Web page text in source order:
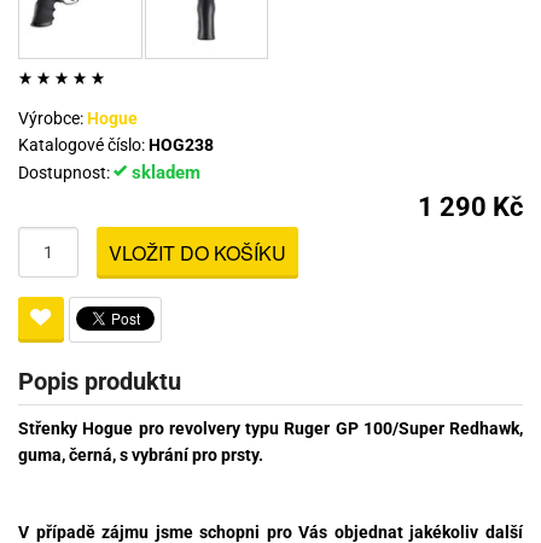
Výrobce:Hogue
Katalogové číslo:HOG238
Dostupnost:
skladem
1 290 Kč
VLOŽIT DO KOŠÍKU
Popis produktu
Střenky Hogue pro revolvery typu Ruger GP 100/Super Redhawk,
guma, černá, s vybrání pro prsty.
V případě zájmu jsme schopni pro Vás objednat jakékoliv další